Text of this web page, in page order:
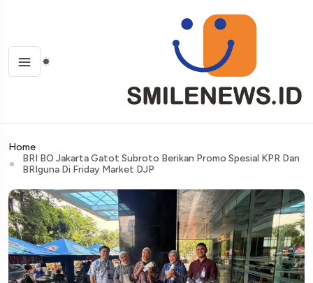
Home
BRI BO Jakarta Gatot Subroto Berikan Promo Spesial KPR Dan
BRIguna Di Friday Market DJP